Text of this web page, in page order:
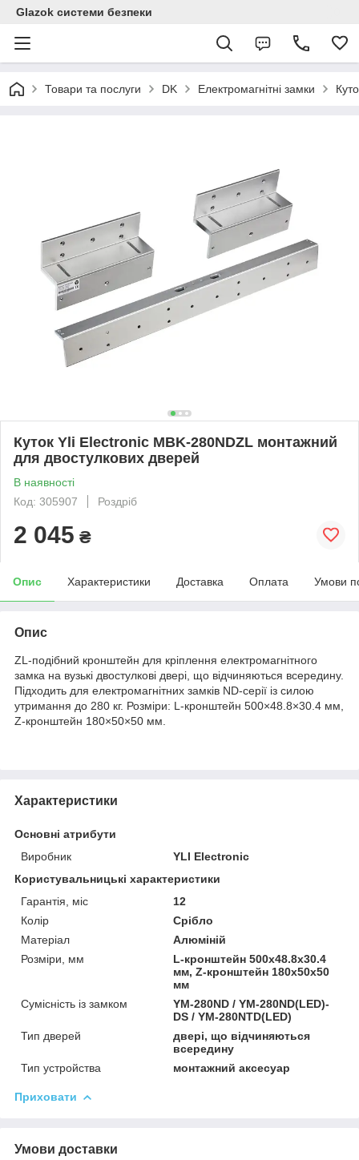
Glazok системи безпеки
Товари та послуги DK Електромагнітні замки
Куток Yli Electronic MBK-280NDZL монтажний
для двостулкових дверей
В наявності
Код: 305907
Роздріб
2 045 ₴
Опис Характеристики Доставка Оплата Умови
Опис
ZL-подібний кронштейн для кріплення електромагнітного
замка на вузькі двостулкові двері, що відчиняються всередину.
Підходить для електромагнітних замків ND-серії із силою
утримання до 280 кг. Розміри: L-кронштейн 500×48.8×30.4 мм,
Z-кронштейн 180×50×50 мм.
Характеристики
Основні атрибути
Виробник
YLI Electronic
Користувальницькі характеристики
Гарантія, міс
12
Колір
Срібло
Матеріал
Алюміній
Розміри, мм
L-кронштейн 500x48.8x30.4
мм, Z-кронштейн 180x50x50
мм
Сумісність із замком
YM-280ND / YM-280ND(LED)-
DS / YM-280NTD(LED)
Тип дверей
двері, що відчиняються
всередину
Тип устройства
монтажний аксесуар
Приховати
Умови доставки